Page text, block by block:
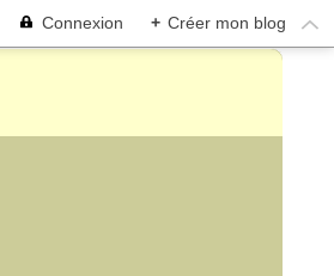
Connexion + Créer mon blog